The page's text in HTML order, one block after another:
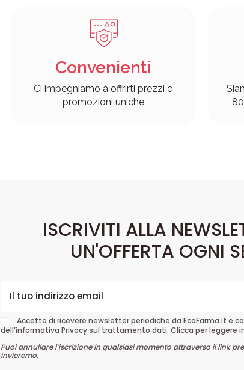
Convenienti
Ci impegniamo a offrirti prezzi e
promozioni uniche
ISCRIVITI ALLA
UN'OFFERTA OGNI
Accetto di ricevere newsletter periodiche da EcoFarma.it e
dell’informativa Privacy sul trattamento dati. Clicca per leggere
Puoi annullare l’iscrizione in qualsiasi momento attraverso il link
invieremo.